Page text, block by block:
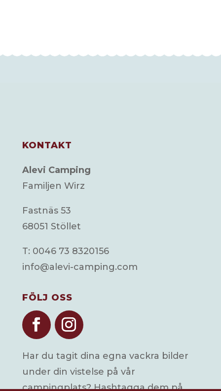
KONTAKT
Alevi Camping
Familjen Wirz
Fastnäs 53
68051 Stöllet
T: 0046 73 8320156
info@alevi-camping.com
FÖLJ OSS
Har du tagit dina egna vackra bilder
under din vistelse på vår
campingplats? Hashtagga dem på